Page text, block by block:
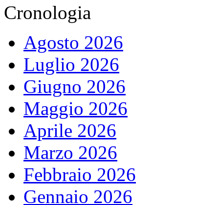
Cronologia
Agosto 2026
Luglio 2026
Giugno 2026
Maggio 2026
Aprile 2026
Marzo 2026
Febbraio 2026
Gennaio 2026